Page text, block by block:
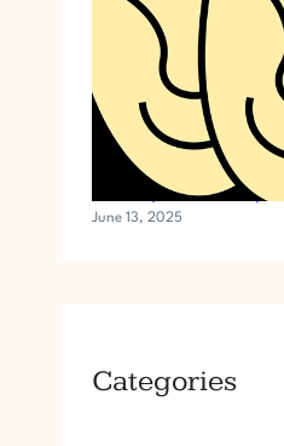
अंकशास्त्र और मनोरंजन |
June 13, 2025
Categories